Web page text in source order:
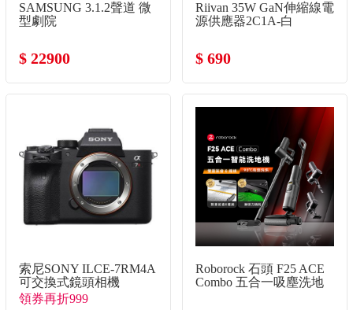
SAMSUNG 3.1.2聲道 微
型劇院
$ 22900
Riivan 35W GaN伸縮線電
源供應器2C1A-白
$ 690
索尼SONY ILCE-7RM4A
可交換式鏡頭相機
領券再折999
Roborock 石頭 F25 ACE
Combo 五合一吸塵洗地